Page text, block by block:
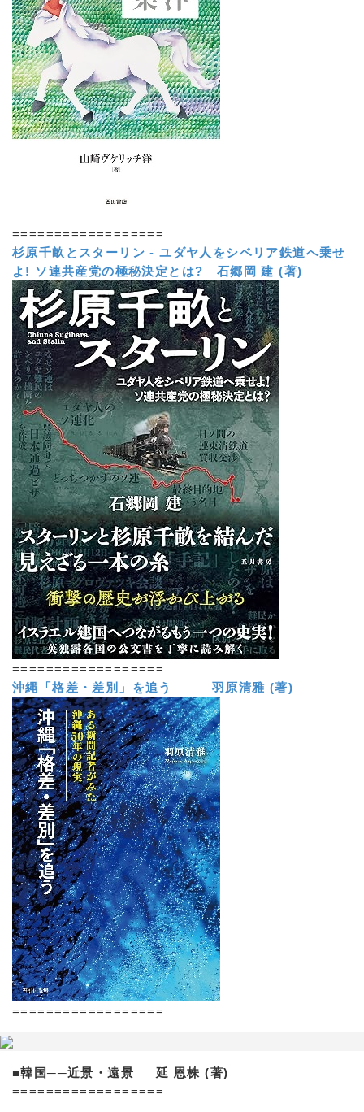
==================
杉原千畝とスターリン -ユダヤ人をシベリア鉄道へ乗せ
よ! ソ連共産党の極秘決定とは?
石郷岡 建 (著)
==================
沖縄「格差・差別」を追う 羽原清雅 (著)
==================
■韓国──近景・遠景 延 恩株 (著)
==================